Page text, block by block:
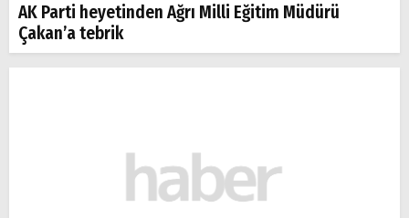
AK Parti heyetinden Ağrı Milli Eğitim Müdürü
Çakan’a tebrik